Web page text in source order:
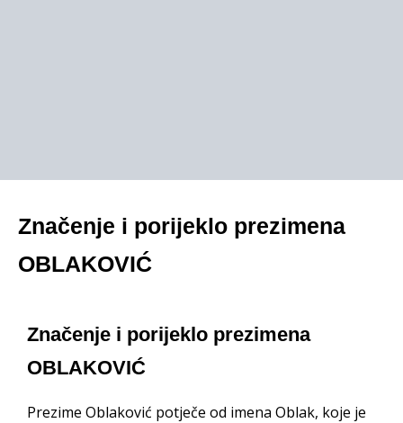
Značenje i porijeklo prezimena
OBLAKOVIĆ
Značenje i porijeklo prezimena
OBLAKOVIĆ
Prezime Oblaković potječe od imena Oblak, koje je